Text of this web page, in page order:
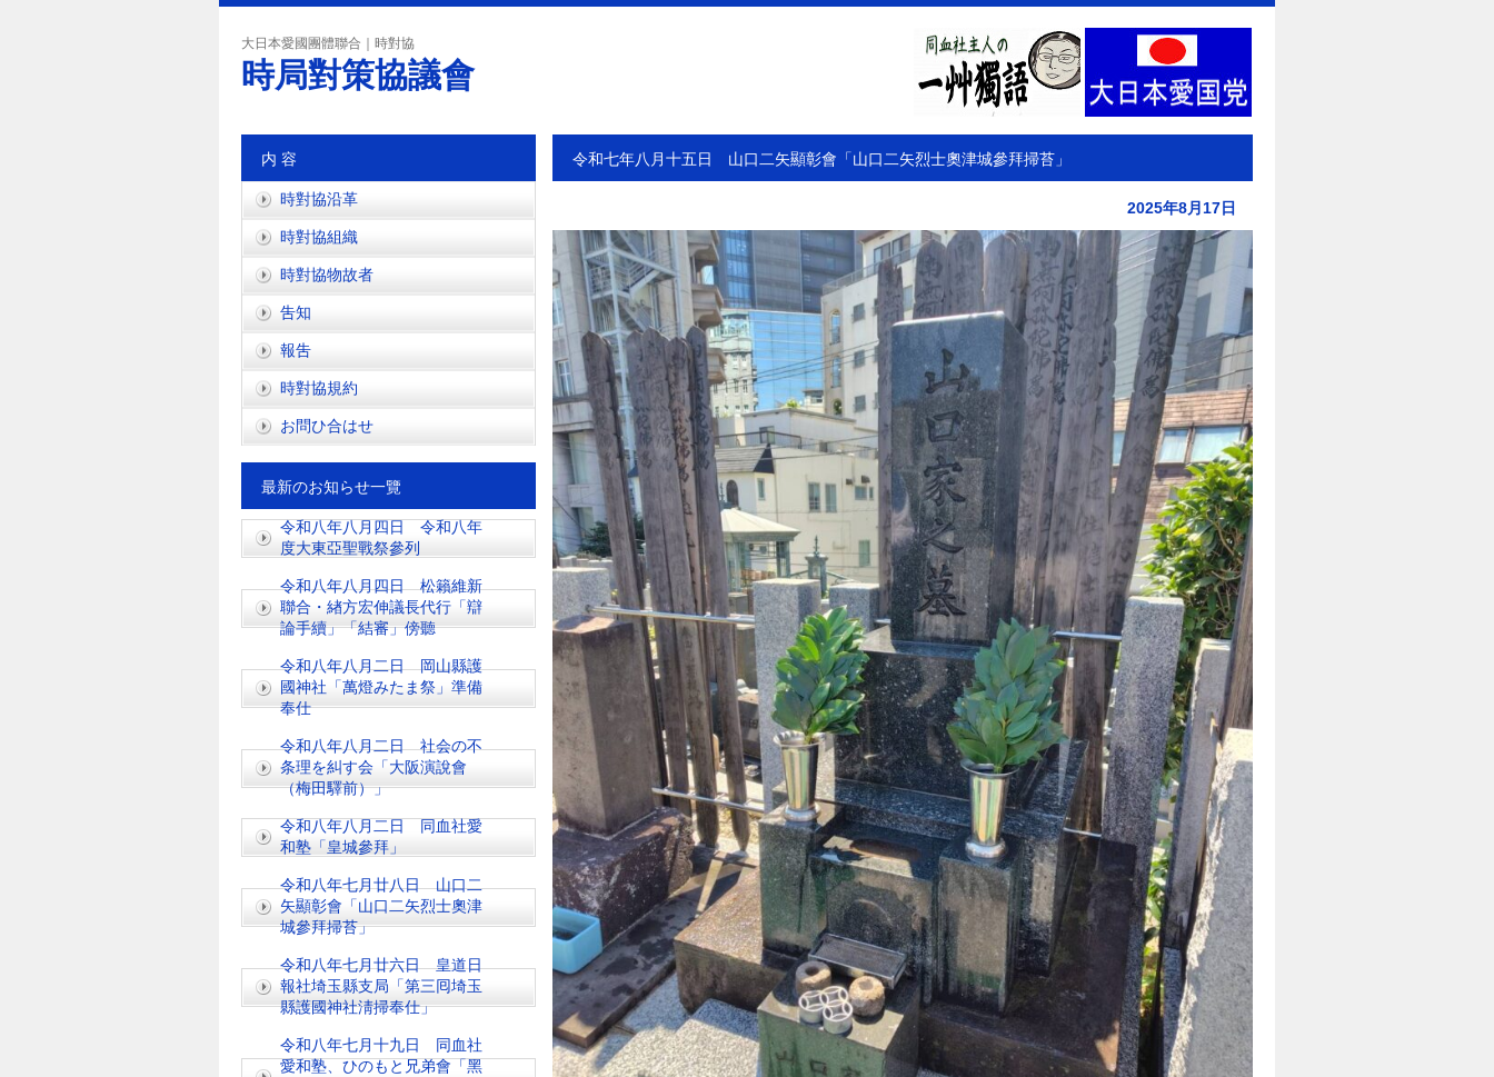
大日本愛國團體聯合｜時對協
時局對策協議會
令和七年八月十五日 山口二矢顯彰會「山口二矢烈士奧津城參拜掃苔」
2025年8月17日
内 容
時對協沿革
時對協組織
時對協物故者
吿知
報吿
時對協規約
お問ひ合はせ
最新のお知らせ一覽
令和八年八月四日 令和八年
度大東亞聖戰祭參列
令和八年八月四日 松籟維新
聯合・緖方宏伸議長代行「辯
論手續」「結審」傍聽
令和八年八月二日 岡山縣護
國神社「萬燈みたま祭」準備
奉仕
令和八年八月二日 社会の不
条理を糾す会「大阪演說會
（梅田驛前）」
令和八年八月二日 同血社愛
和塾「皇城參拜」
令和八年七月廿八日 山口二
矢顯彰會「山口二矢烈士奧津
城參拜掃苔」
令和八年七月廿六日 皇道日
報社埼玉縣支局「第三囘埼玉
縣護國神社淸掃奉仕」
令和八年七月十九日 同血社
愛和塾、ひのもと兄弟會「黑